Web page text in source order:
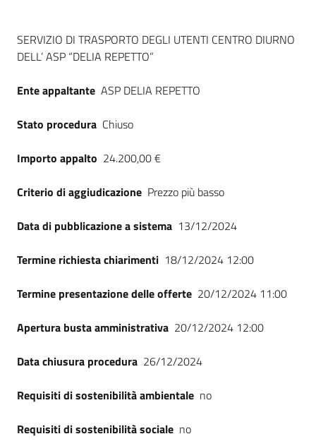
Piattaforme
telematiche
site
Seguici
su
Dati del bando
SERVIZIO DI TRASPORTO DEGLI UTENTI CENTRO DIURNO
DELL’ ASP “DELIA REPETTO”
Ente appaltante ASP DELIA REPETTO
Stato procedura Chiuso
Importo appalto 24.200,00 €
Criterio di aggiudicazione Prezzo più basso
Data di pubblicazione a sistema 13/12/2024
Termine richiesta chiarimenti 18/12/2024 12:00
Termine presentazione delle offerte 20/12/2024 11:00
Apertura busta amministrativa 20/12/2024 12:00
Data chiusura procedura 26/12/2024
Requisiti di sostenibilità ambientale no
Requisiti di sostenibilità sociale no